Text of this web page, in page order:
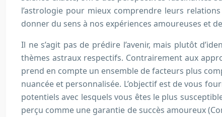
l’astrologie pour mieux comprendre leurs
donner du sens à nos expériences amoureuses et
Il ne s’agit pas de prédire l’avenir, mais plutôt
thèmes astraux respectifs. Contrairement aux
prend en compte un ensemble de facteurs plus
nuancée et personnalisée. L’objectif est de vous
potentiels avec lesquels vous êtes le plus
perçu comme une garantie de succès amoureux